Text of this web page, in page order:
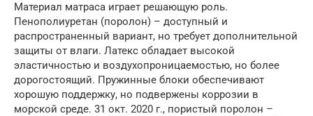
Материал матраса играет решающую роль.
Пенополиуретан (поролон) – доступный и
распространенный вариант, но требует дополнительной
защиты от влаги. Латекс обладает высокой
эластичностью и воздухопроницаемостью, но более
дорогостоящий. Пружинные блоки обеспечивают
хорошую поддержку, но подвержены коррозии в
морской среде. 31 окт. 2020 г., пористый поролон –